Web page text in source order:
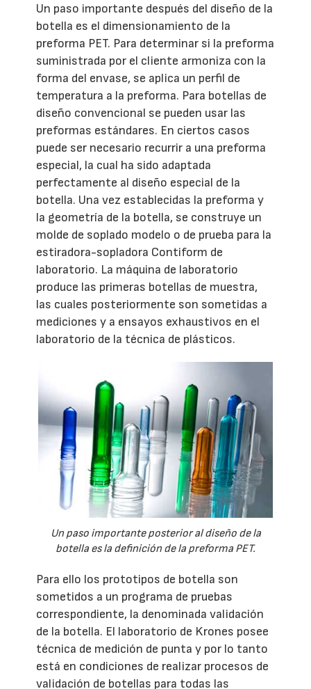
Un paso importante después del diseño de la
botella es el dimensionamiento de la
preforma PET. Para determinar si la preforma
suministrada por el cliente armoniza con la
forma del envase, se aplica un perfil de
temperatura a la preforma. Para botellas de
diseño convencional se pueden usar las
preformas estándares. En ciertos casos
puede ser necesario recurrir a una preforma
especial, la cual ha sido adaptada
perfectamente al diseño especial de la
botella. Una vez establecidas la preforma y
la geometría de la botella, se construye un
molde de soplado modelo o de prueba para la
estiradora-sopladora Contiform de
laboratorio. La máquina de laboratorio
produce las primeras botellas de muestra,
las cuales posteriormente son sometidas a
mediciones y a ensayos exhaustivos en el
laboratorio de la técnica de plásticos.
Un paso importante posterior al diseño de la
botella es la definición de la preforma PET.
Para ello los prototipos de botella son
sometidos a un programa de pruebas
correspondiente, la denominada validación
de la botella. El laboratorio de Krones posee
técnica de medición de punta y por lo tanto
está en condiciones de realizar procesos de
validación de botellas para todas las